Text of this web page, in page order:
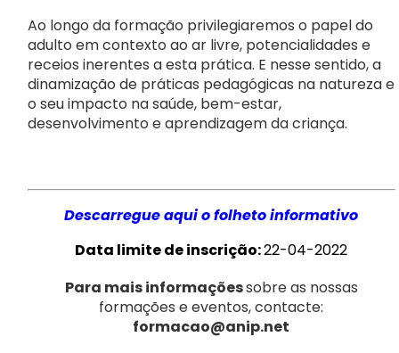
Ao longo da formação privilegiaremos o papel do
adulto em contexto ao ar livre, potencialidades e
receios inerentes a esta prática. E nesse sentido, a
dinamização de práticas pedagógicas na natureza e
o seu impacto na saúde, bem-estar,
desenvolvimento e aprendizagem da criança.
Descarregue aqui o folheto informativo
Data limite de inscrição:22-04-2022
Para mais informaçõessobre as nossas
formações e eventos, contacte:
formacao@anip.net